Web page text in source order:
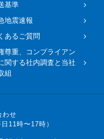
基準
地震速報
あるご質問
尊重、コンプライアン
関する社内調査と当社
組
せ
11時〜17時）